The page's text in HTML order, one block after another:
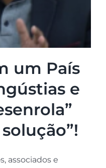
um País
e
associados e